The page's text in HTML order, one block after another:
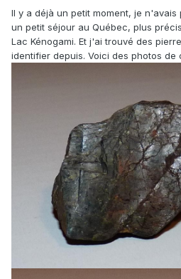
Il y a déjà un petit moment, je
un petit séjour au Québec, plus
Lac Kénogami. Et j'ai trouvé des
identifier depuis. Voici des photos de